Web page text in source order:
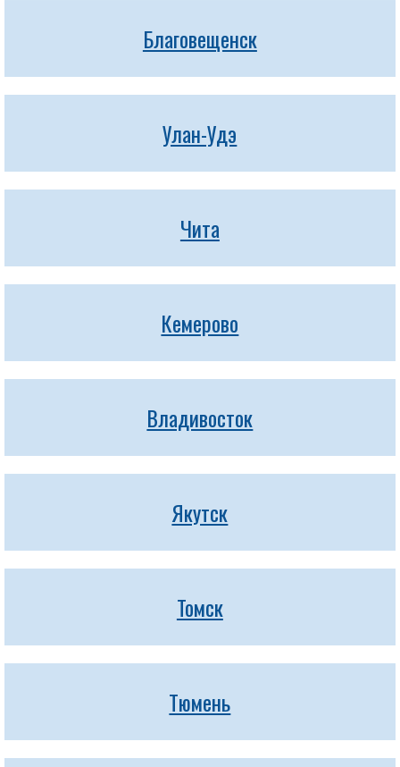
Благовещенск
Улан-Удэ
Чита
Кемерово
Владивосток
Якутск
Томск
Тюмень